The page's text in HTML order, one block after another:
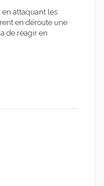
attaquant les
en déroute une
de réagir en